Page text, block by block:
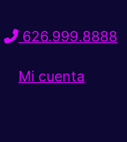
626.999.8888
Mi cuenta